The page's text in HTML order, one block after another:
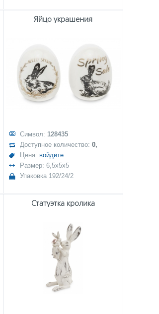
Яйцо украшения
Символ: 128435
Доступное количество: 0,
Цена: войдите
Размер: 6,5x5x5
Упаковка 192/24/2
Статуэтка кролика